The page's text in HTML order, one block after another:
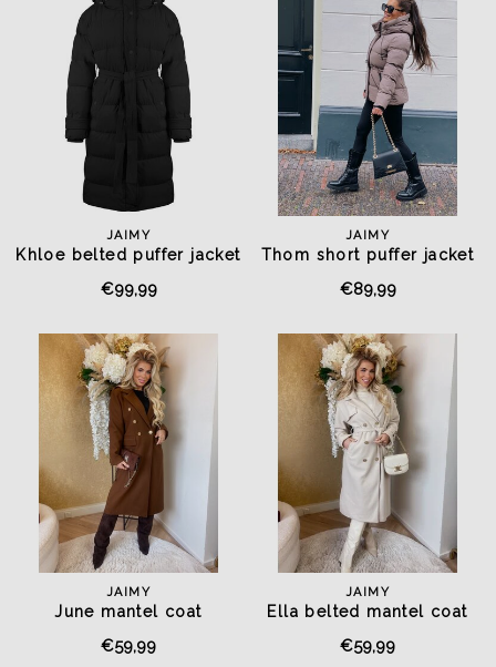
JAIMY
Khloe belted puffer jacket
€99,99
JAIMY
Thom short puffer jacket
€89,99
JAIMY
June mantel coat
€59,99
JAIMY
Ella belted mantel coat
€59,99